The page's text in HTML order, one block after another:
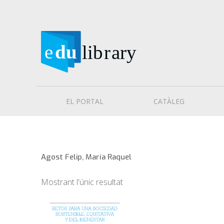
EL PORTAL CATÀLEG
Agost Felip, María Raquel
Mostrant l'únic resultat